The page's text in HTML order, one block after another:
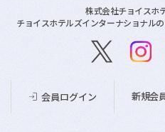
株式会社チョイスホ
チョイスホテルズインターナショナル
会員ログイン 新規会